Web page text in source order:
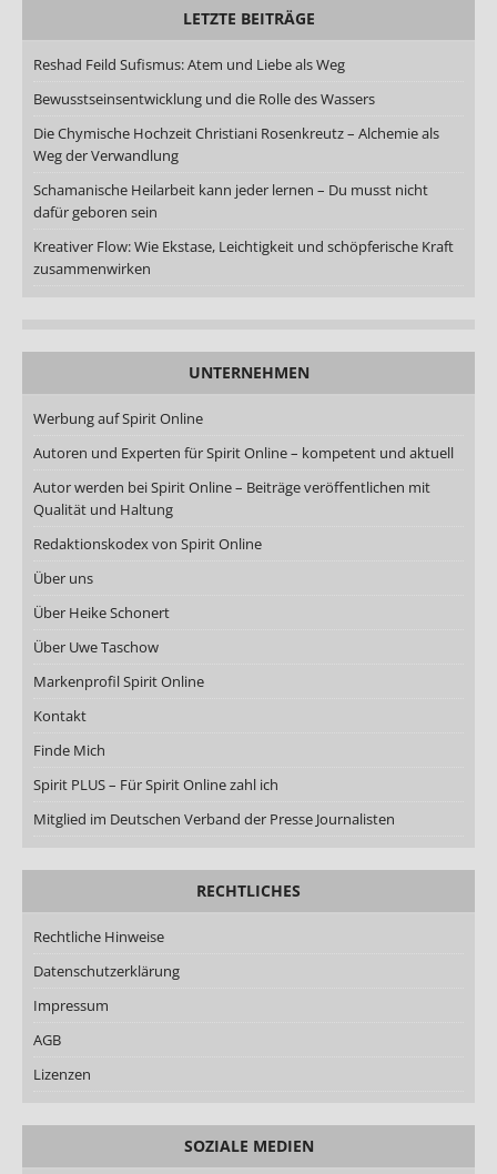
LETZTE BEITRÄGE
Reshad Feild Sufismus: Atem und Liebe als Weg
Bewusstseinsentwicklung und die Rolle des Wassers
Die Chymische Hochzeit Christiani Rosenkreutz – Alchemie als
Weg der Verwandlung
Schamanische Heilarbeit kann jeder lernen – Du musst nicht
dafür geboren sein
Kreativer Flow: Wie Ekstase, Leichtigkeit und schöpferische Kraft
zusammenwirken
UNTERNEHMEN
Werbung auf Spirit Online
Autoren und Experten für Spirit Online – kompetent und aktuell
Autor werden bei Spirit Online – Beiträge veröffentlichen mit
Qualität und Haltung
Redaktionskodex von Spirit Online
Über uns
Über Heike Schonert
Über Uwe Taschow
Markenprofil Spirit Online
Kontakt
Finde Mich
Spirit PLUS – Für Spirit Online zahl ich
Mitglied im Deutschen Verband der Presse Journalisten
RECHTLICHES
Rechtliche Hinweise
Datenschutzerklärung
Impressum
AGB
Lizenzen
SOZIALE MEDIEN